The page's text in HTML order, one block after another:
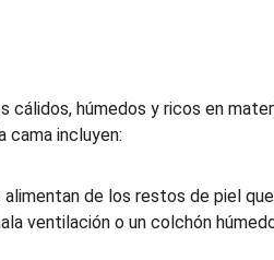
húmedos y ricos en
cama incluyen:
de los restos de piel
ventilación o un colchón